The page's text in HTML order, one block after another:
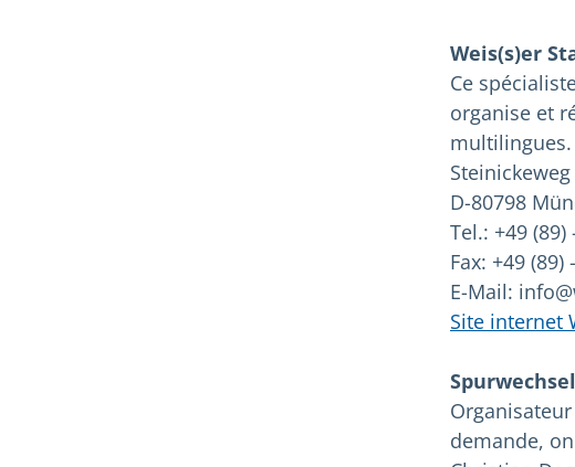
Weis(s)er
Ce
organise et
multilingues.
Steinickeweg
D-80798
Tel.: +49 (89)
Fax: +49 (89)
E-Mail:
Site internet
Spurwechsel
demande,